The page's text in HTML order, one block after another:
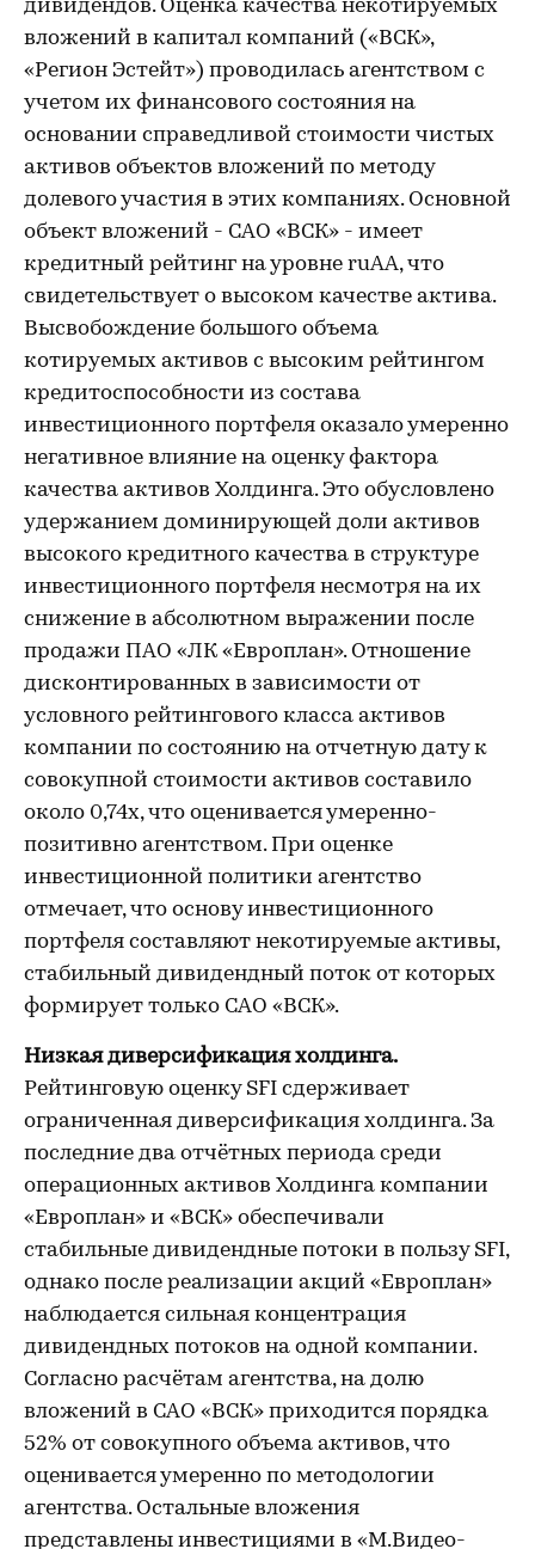
дивидендов. Оценка качества некотируемых
вложений в капитал компаний («ВСК»,
«Регион Эстейт») проводилась агентством с
учетом их финансового состояния на
основании справедливой стоимости чистых
активов объектов вложений по методу
долевого участия в этих компаниях. Основной
объект вложений - САО «ВСК» - имеет
кредитный рейтинг на уровне ruAA, что
свидетельствует о высоком качестве актива.
Высвобождение большого объема
котируемых активов с высоким рейтингом
кредитоспособности из состава
инвестиционного портфеля оказало умеренно
негативное влияние на оценку фактора
качества активов Холдинга. Это обусловлено
удержанием доминирующей доли активов
высокого кредитного качества в структуре
инвестиционного портфеля несмотря на их
снижение в абсолютном выражении после
продажи ПАО «ЛК «Европлан». Отношение
дисконтированных в зависимости от
условного рейтингового класса активов
компании по состоянию на отчетную дату к
совокупной стоимости активов составило
около 0,74х, что оценивается умеренно-
позитивно агентством. При оценке
инвестиционной политики агентство
отмечает, что основу инвестиционного
портфеля составляют некотируемые активы,
стабильный дивидендный поток от которых
формирует только САО «ВСК».
Низкая диверсификация холдинга.
Рейтинговую оценку SFI сдерживает
ограниченная диверсификация холдинга. За
последние два отчётных периода среди
операционных активов Холдинга компании
«Европлан» и «ВСК» обеспечивали
стабильные дивидендные потоки в пользу SFI,
однако после реализации акций «Европлан»
наблюдается сильная концентрация
дивидендных потоков на одной компании.
Согласно расчётам агентства, на долю
вложений в САО «ВСК» приходится порядка
52% от совокупного объема активов, что
оценивается умеренно по методологии
агентства. Остальные вложения
представлены инвестициями в «М.Видео-